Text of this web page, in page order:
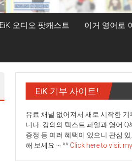
EiK 오디오 팟캐스트 이거 영어로
EiK 기부 사이트!
유료 채널 없어져서 새로 시작한 기
니다. 강의의 텍스트 파일과 영어
증정 등 여러 혜택이 있으니 관심
해 보세요 ~ ^^ Click here to visit